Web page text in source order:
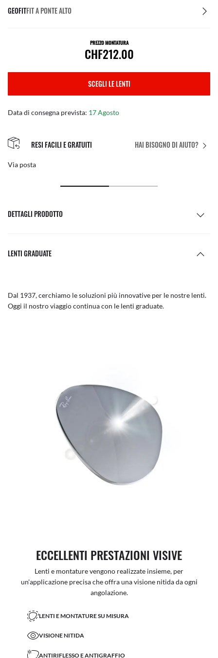
GEOFITFIT A PONTE ALTO
PREZZO MONTATURA
CHF212.00
SCEGLI LE LENTI
Data di consegna prevista: 17 Agosto
HAI BISOGNO DI AIUTO?
RESI FACILI E GRATUITI
Via posta
DETTAGLI PRODOTTO
LENTI GRADUATE
Dal 1937, cerchiamo le soluzioni più innovative per le nostre lenti.
Oggi il nostro viaggio continua con le lenti graduate.
ECCELLENTI PRESTAZIONI VISIVE
Lenti e montature vengono realizzate insieme, per
un'applicazione precisa che offra una visione nitida da ogni
angolazione.
LENTI E MONTATURE SU MISURA
VISIONE NITIDA
ANTIRIFLESSO E ANTIGRAFFIO